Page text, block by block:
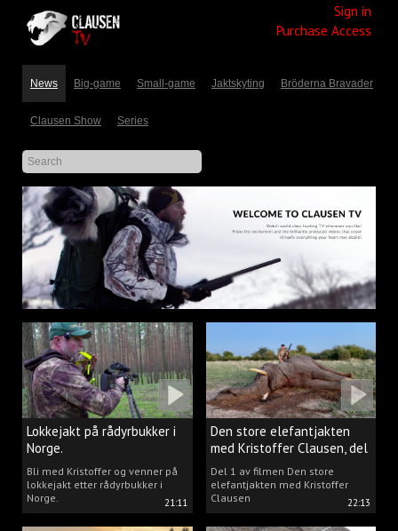
Sign in
Purchase Access
News Big-game Small-game Jaktskyting Bröderna Bravader
Clausen Show Series
21:11
Lokkejakt på rådyrbukker i
Norge.
Bli med Kristoffer og venner på
lokkejakt etter rådyrbukker i
Norge.
22:13
Den store elefantjakten
med Kristoffer Clausen, del
1.
Del 1 av filmen Den store
elefantjakten med Kristoffer
Clausen